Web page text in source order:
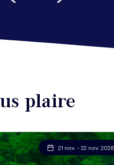
plaire
21 nov. - 22 nov. 2026